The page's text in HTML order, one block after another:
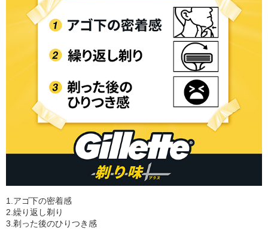
1.アゴ下の密着感
2.繰り返し剃り
3.剃った後のひりつき感